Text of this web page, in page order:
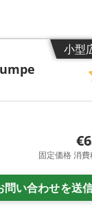
小型
固定価格 消費
問い合わせを送